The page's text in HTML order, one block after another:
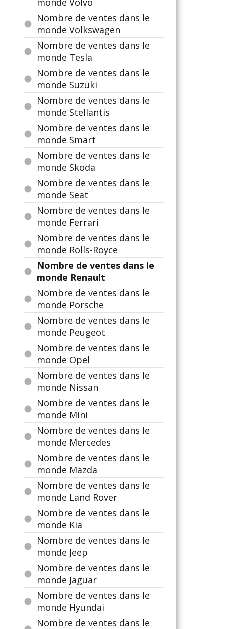
Nombre de ventes dans le
monde Volkswagen
Nombre de ventes dans le
monde Tesla
Nombre de ventes dans le
monde Suzuki
Nombre de ventes dans le
monde Stellantis
Nombre de ventes dans le
monde Smart
Nombre de ventes dans le
monde Skoda
Nombre de ventes dans le
monde Seat
Nombre de ventes dans le
monde Ferrari
Nombre de ventes dans le
monde Rolls-Royce
Nombre de ventes dans le
monde Renault
Nombre de ventes dans le
monde Porsche
Nombre de ventes dans le
monde Peugeot
Nombre de ventes dans le
monde Opel
Nombre de ventes dans le
monde Nissan
Nombre de ventes dans le
monde Mini
Nombre de ventes dans le
monde Mercedes
Nombre de ventes dans le
monde Mazda
Nombre de ventes dans le
monde Land Rover
Nombre de ventes dans le
monde Kia
Nombre de ventes dans le
monde Jeep
Nombre de ventes dans le
monde Jaguar
Nombre de ventes dans le
monde Hyundai
Nombre de ventes dans le